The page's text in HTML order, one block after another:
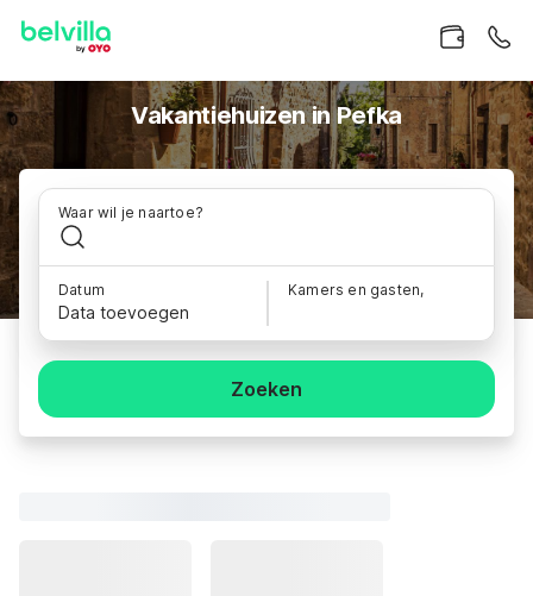
Vakantiehuizen in Pefka
Waar wil je naartoe?
Datum
Data toevoegen
Kamers en gasten,
Zoeken